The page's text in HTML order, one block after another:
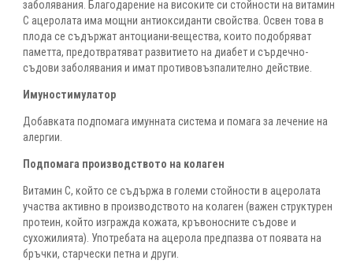
заболявания. Благодарение на високите си стойности на витамин
С ацеролата има мощни антиоксиданти свойства. Освен това в
плода се съдържат антоциани-вещества, които подобряват
паметта, предотвратяват развитието на диабет и сърдечно-
съдови заболявания и имат противовъзпалително действие.
Имуностимулатор
Добавката подпомага имунната система и помага за лечение на
алергии.
Подпомага производството на колаген
Витамин С, който се съдържа в големи стойности в ацеролата
участва активно в производството на колаген (важен структурен
протеин, който изгражда кожата, кръвоносните съдове и
сухожилията). Употребата на ацерола предпазва от появата на
бръчки, старчески петна и други.